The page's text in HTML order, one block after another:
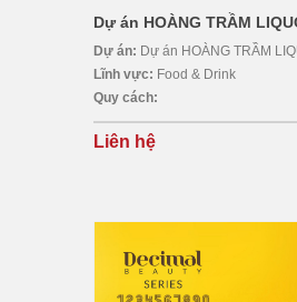
Dự án HOÀNG TRẦM
Dự án: Dự án HOÀNG TRẦM
Lĩnh vực: Food & Drink
Quy cách:
Liên hệ